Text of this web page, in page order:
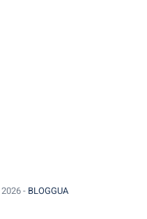
2026 - BLOGGUA